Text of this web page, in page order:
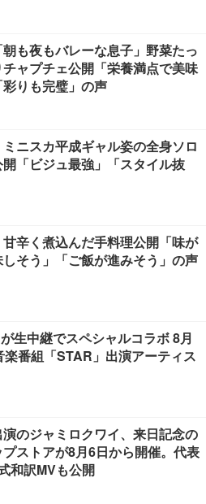
も夜もバレーな息子」野菜たっ
ャプチェ公開「栄養満点で美味
彩りも完璧」の声
ニスカ平成ギャル姿の全身ソロ
「ビジュ最強」「スタイル抜
辛く煮込んだ手料理公開「味が
そう」「ご飯が進みそう」の声
生中継でスペシャルコラボ 8月
楽番組「STAR」出演アーティス
のジャミロクワイ、来日記念の
ストアが8月6日から開催。代表
和訳MVも公開